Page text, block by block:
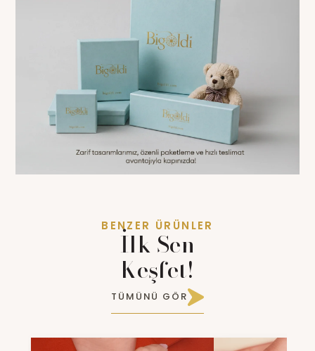
BENZER ÜRÜNLER
İlk Sen
Keşfet!
TÜMÜNÜ GÖR